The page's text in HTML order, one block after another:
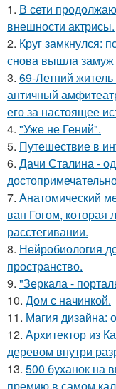
1. В сети
внешности актрисы.
2. Круг замкнулся:
снова вышла замуж
3. 69-Летний
античный
его за настоящее
4. "Уже не Гений".
5. Путешествие в
6. Дачи Сталина -
7. Анатомический
ван Гогом, которая
расстегивании.
8. Нейробиология
пространство.
9. "Зеркала -
10. Дом с начинкой.
11. Магия дизайна:
12. Архитектор из
деревом внутри
13. 500 буханок на